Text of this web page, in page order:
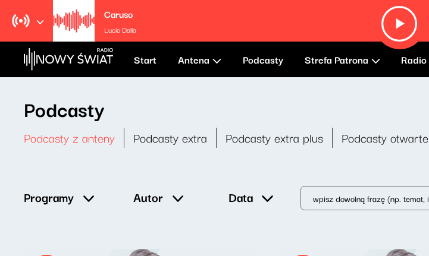
Caruso
Lucio Dalla
Start Antena Podcasty Strefa Patrona Radio
Podcasty
Podcasty z anteny Podcasty extra Podcasty extra plus Podcasty otwarte
Programy Autor Data